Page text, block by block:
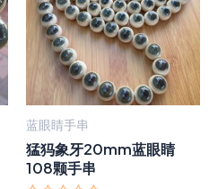
蓝眼睛手串
猛犸象牙20mm蓝眼睛
108颗手串